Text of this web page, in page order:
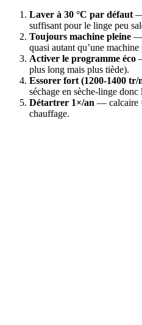
Laver à 30 °C par défaut —
suffisant pour le linge peu
Toujours machine pleine —
quasi autant qu’une machine
Activer le programme éco
plus long mais plus tiède).
Essorer fort (1200-1400 tr/
séchage en sèche-linge
Détartrer 1×/an — calcaire
chauffage.